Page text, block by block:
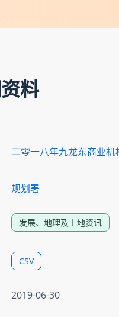
料
二零一八年九龙东商业
规划署
发展、地理及土地资讯
CSV
2019-06-30